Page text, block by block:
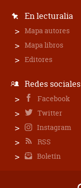
En lecturalia
Mapa autores
Mapa libros
Editores
Redes sociales
Facebook
Twitter
Instagram
RSS
Boletín